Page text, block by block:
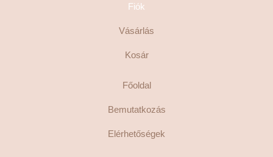
Fiók
Vásárlás
Kosár
Főoldal
Bemutatkozás
Elérhetőségek